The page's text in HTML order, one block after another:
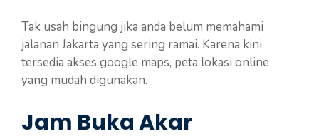
Tak usah bingung jika anda belum memahami
jalanan Jakarta yang sering ramai. Karena kini
tersedia akses google maps, peta lokasi online
yang mudah digunakan.
Jam Buka Akar